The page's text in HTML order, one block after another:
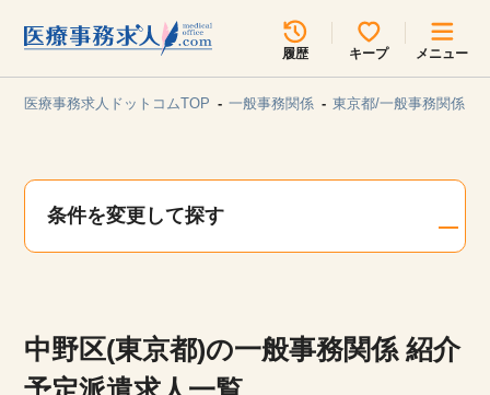
履歴 キープ メニュー
見学会・イベント情報
医療事務求人ドットコムTOP 一般事務関係 東京都/一般事務関係
条件を変更して探す
中野区(東京都)の一般事務関係 紹介
所在地のエリアを選択してください
各支店担当よりご連絡させていただきます。
関東
甲信越・北陸 中国・四国